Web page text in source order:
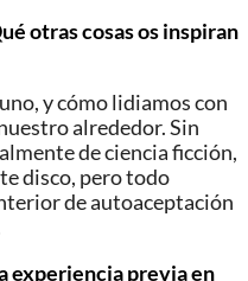
otras cosas os inspiran
y cómo lidiamos con
alrededor. Sin
de ciencia ficción,
disco, pero todo
de autoaceptación
experiencia previa en